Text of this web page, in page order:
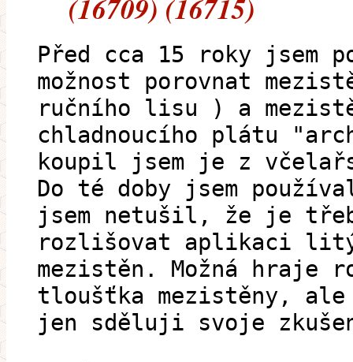
(16709) (16715)
Před cca 15 roky jsem
možnost porovnat
ručního lisu ) a
chladnoucího plátu
koupil jsem je z
Do té doby jsem
jsem netušil, že je
rozlišovat aplikaci
mezistěn. Možná
tloušťka mezistěny, ale
jen sděluji svoje